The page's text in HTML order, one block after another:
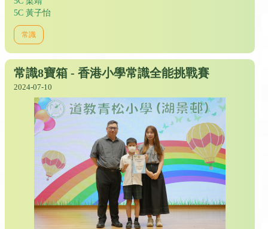
5C 黃子怡
常識
常識8寶箱 - 香港小學常識全能挑戰賽
2024-07-10